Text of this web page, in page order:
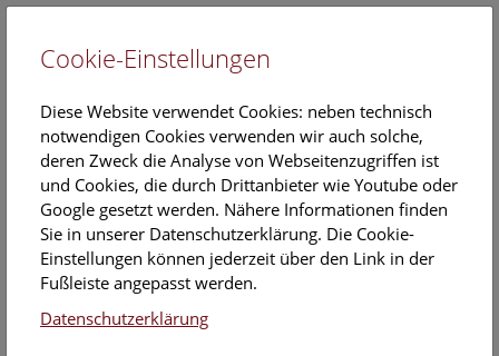
EN
Veranstaltungskalender
Informationen zu Gruppen,- Kindergarten- und
Schulprogrammen finden Siehier
Cookie-Einstellungen
Diese Website verwendet Cookies: neben technisch
notwendigen Cookies verwenden wir auch solche,
deren Zweck die Analyse von Webseitenzugriffen ist
und Cookies, die durch Drittanbieter wie Youtube oder
Google gesetzt werden. Nähere Informationen finden
Sie in unserer Datenschutzerklärung. Die Cookie-
Einstellungen können jederzeit über den Link in der
Fußleiste angepasst werden.
Datenschutzerklärung